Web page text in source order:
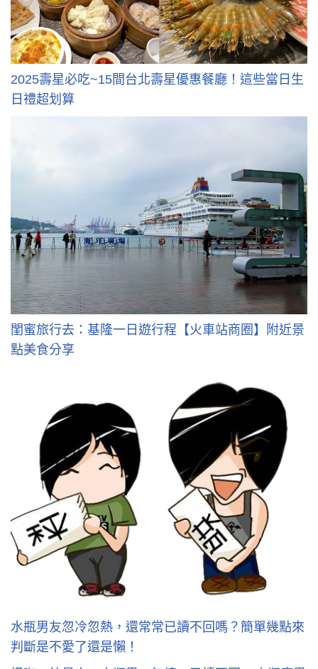
2025壽星必吃~15間台北壽星優惠餐廳！這些當日生
日禮超划算
閨蜜旅行去：基隆一日遊行程【火車站商圈】附近景
點美食分享
水瓶男友忽冷忽熱，還常常已讀不回嗎？簡單幾點來
判斷是不愛了還是懶！